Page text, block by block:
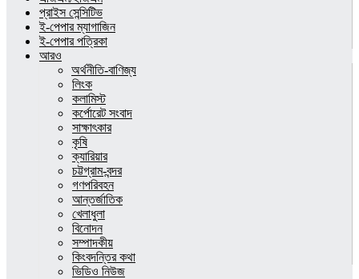
প্রাইস সেন্সিটিভ
ই-পেপার ম্যাগাজিন
ই-পেপার পত্রিকা
আরও
অর্থনীতি-বাণিজ্য
লিংক
কলামিস্ট
কর্পোরেট সংবাদ
সাক্ষাৎকার
কৃষি
ক্যারিয়ার
চট্টগ্রাম-বন্দর
গণপরিবহন
আন্তর্জাতিক
খেলাধুলা
বিনোদন
সম্পাদকীয়
কিংবদন্তির কথা
ভিডিও নিউজ